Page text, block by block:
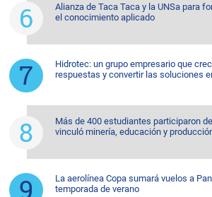
Alianza de Taca Taca y la UNSa para
el conocimiento aplicado
Hidrotec: un grupo empresario que
respuestas y convertir las soluciones
Más de 400 estudiantes participaron
vinculó minería, educación y
La aerolínea Copa sumará vuelos a
temporada de verano